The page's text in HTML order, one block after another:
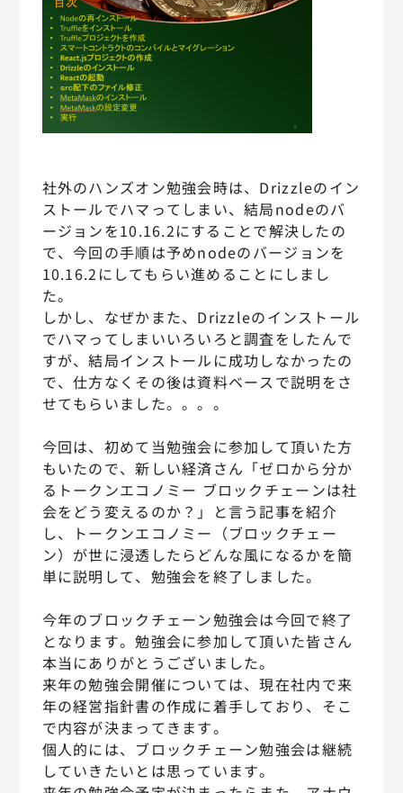
社外のハンズオン勉強会時は、Drizzleのイン
ストールでハマってしまい、結局nodeのバ
ージョンを10.16.2にすることで解決したの
で、今回の手順は予めnodeのバージョンを
10.16.2にしてもらい進めることにしまし
た。
しかし、なぜかまた、Drizzleのインストール
でハマってしまいいろいろと調査をしたんで
すが、結局インストールに成功しなかったの
で、仕方なくその後は資料ベースで説明をさ
せてもらいました。。。。
今回は、初めて当勉強会に参加して頂いた方
もいたので、新しい経済さん「ゼロから分か
るトークンエコノミー ブロックチェーンは社
会をどう変えるのか？」と言う記事を紹介
し、トークンエコノミー（ブロックチェー
ン）が世に浸透したらどんな風になるかを簡
単に説明して、勉強会を終了しました。
今年のブロックチェーン勉強会は今回で終了
となります。勉強会に参加して頂いた皆さん
本当にありがとうございました。
来年の勉強会開催については、現在社内で来
年の経営指針書の作成に着手しており、そこ
で内容が決まってきます。
個人的には、ブロックチェーン勉強会は継続
していきたいとは思っています。